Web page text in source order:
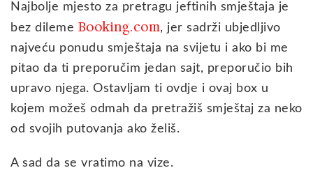
Najbolje mjesto za pretragu jeftinih smještaja je
bez dileme Booking.com, jer sadrži ubjedljivo
najveću ponudu smještaja na svijetu i ako bi me
pitao da ti preporučim jedan sajt, preporučio bih
upravo njega. Ostavljam ti ovdje i ovaj box u
kojem možeš odmah da pretražiš smještaj za neko
od svojih putovanja ako želiš.
A sad da se vratimo na vize.